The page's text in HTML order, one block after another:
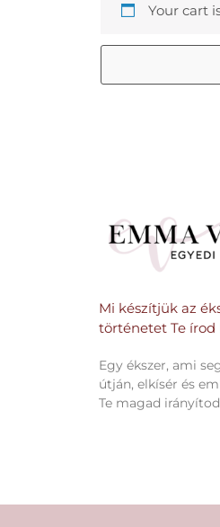
Your cart
Mi készítjük az
történetet Te írod
Egy ékszer, ami
útján, elkísér és
Te magad